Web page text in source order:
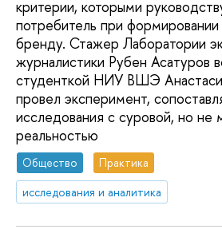
критерии, которыми
потребитель при
бренду. Стажер Лаборатории
журналистики Рубен Асатуров
студенткой НИУ ВШЭ
провел эксперимент,
исследования с суровой, но не
реальностью
Общество
Практика
исследования и аналитика